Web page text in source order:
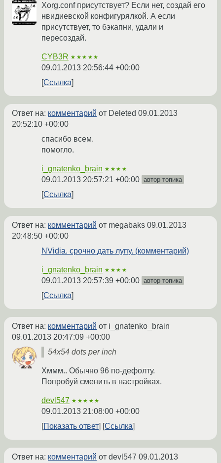
Xorg.conf присутствует? Если нет, создай его
нвидиевской конфигурялкой. А если
присутствует, то бэкапни, удали и
пересоздай.
CYB3R ★★★★★
09.01.2013 20:56:44 +00:00
Ссылка
Ответ на: комментарий от Deleted 09.01.2013
20:52:10 +00:00
спасибо всем.
помогло.
i_gnatenko_brain ★★★★
09.01.2013 20:57:21 +00:00 автор топика
Ссылка
Ответ на: комментарий от megabaks 09.01.2013
20:48:50 +00:00
NVidia. срочно дать лупу. (комментарий)
i_gnatenko_brain ★★★★
09.01.2013 20:57:39 +00:00 автор топика
Ссылка
Ответ на: комментарий от i_gnatenko_brain
09.01.2013 20:47:09 +00:00
54x54 dots per inch
Хммм.. Обычно 96 по-дефолту.
Попробуй сменить в настройках.
devl547 ★★★★★
09.01.2013 21:08:00 +00:00
Показать ответ
Ссылка
Ответ на: комментарий от devl547 09.01.2013